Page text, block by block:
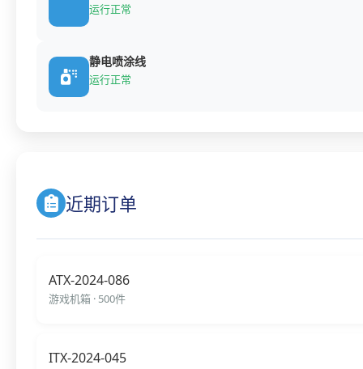
运行正常
静电喷涂线
运行正常
近期订单
ATX-2024-086
游戏机箱 · 500件
ITX-2024-045